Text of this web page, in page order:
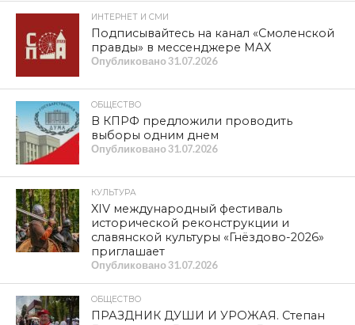
ИНТЕРНЕТ И СМИ
Подписывайтесь на канал «Смоленской
правды» в мессенджере МАХ
Опубликовано31.07.2026
ОБЩЕСТВО
В КПРФ предложили проводить
выборы одним днем
Опубликовано31.07.2026
КУЛЬТУРА
XIV международный фестиваль
исторической реконструкции и
славянской культуры «Гнёздово-2026»
приглашает
Опубликовано31.07.2026
ОБЩЕСТВО
ПРАЗДНИК ДУШИ И УРОЖАЯ. Степан